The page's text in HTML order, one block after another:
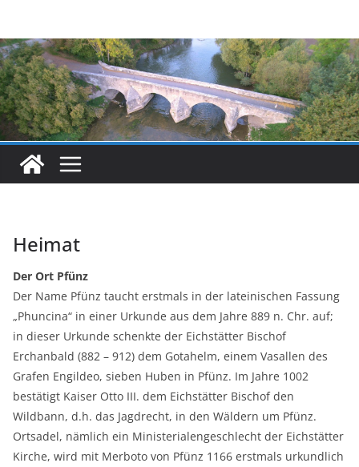
springen
Heimat
Der Ort Pfünz
Der Name Pfünz taucht erstmals in der lateinischen Fassung
„Phuncina“ in einer Urkunde aus dem Jahre 889 n. Chr. auf;
in dieser Urkunde schenkte der Eichstätter Bischof
Erchanbald (882 – 912) dem Gotahelm, einem Vasallen des
Grafen Engildeo, sieben Huben in Pfünz. Im Jahre 1002
bestätigt Kaiser Otto III. dem Eichstätter Bischof den
Wildbann, d.h. das Jagdrecht, in den Wäldern um Pfünz.
Ortsadel, nämlich ein Ministerialengeschlecht der Eichstätter
Kirche, wird mit Merboto von Pfünz 1166 erstmals urkundlich